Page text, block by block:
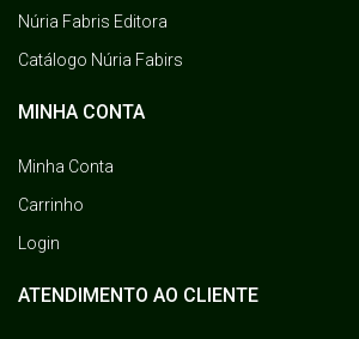
Núria Fabris Editora
Catálogo Núria Fabirs
MINHA CONTA
Minha Conta
Carrinho
Login
ATENDIMENTO AO CLIENTE